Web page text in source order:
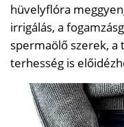
hüvelyflóra
irrigálás, a
spermaölő szerek, a
terhesség is